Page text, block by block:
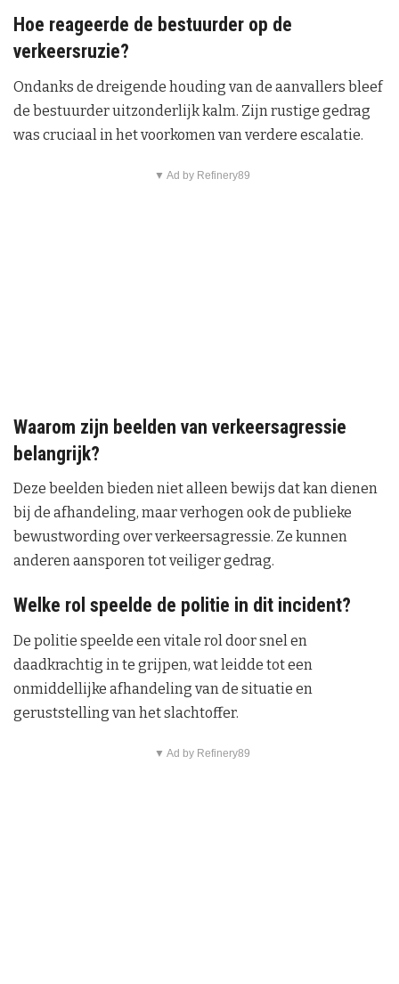
o
Hoe reageerde de bestuurder op de
verkeersruzie?
Ondanks de dreigende houding van de aanvallers bleef
de bestuurder uitzonderlijk kalm. Zijn rustige gedrag
was cruciaal in het voorkomen van verdere escalatie.
▼ Ad by Refinery89
Waarom zijn beelden van verkeersagressie
belangrijk?
Deze beelden bieden niet alleen bewijs dat kan dienen
bij de afhandeling, maar verhogen ook de publieke
bewustwording over verkeersagressie. Ze kunnen
anderen aansporen tot veiliger gedrag.
Welke rol speelde de politie in dit incident?
De politie speelde een vitale rol door snel en
daadkrachtig in te grijpen, wat leidde tot een
onmiddellijke afhandeling van de situatie en
geruststelling van het slachtoffer.
▼ Ad by Refinery89